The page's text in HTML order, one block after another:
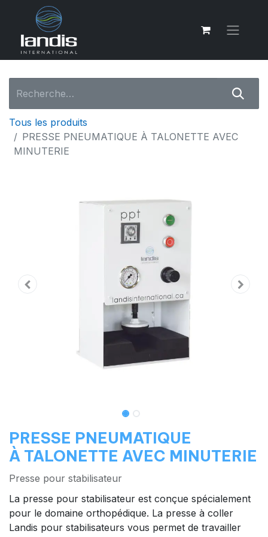
Tous les produits
PRESSE PNEUMATIQUE À TALONETTE AVEC
MINUTERIE
PRESSE PNEUMATIQUE
À TALONETTE AVEC MINUTERIE
Presse pour stabilisateur
La presse pour stabilisateur est conçue spécialement
pour le domaine orthopédique. La presse à coller
Landis pour stabilisateurs vous permet de travailler